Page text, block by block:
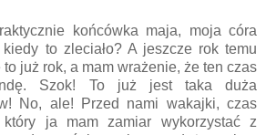
końcówka maja, moja córa
to zleciało? A jeszcze rok temu
to już rok, a mam wrażenie, że ten czas
Szok! To już jest taka duża
No, ale! Przed nami wakajki, czas
ja mam zamiar wykorzystać z